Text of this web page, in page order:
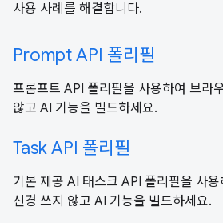
사용 사례를 해결합니다.
Prompt API 폴리필
프롬프트 API 폴리필을 사용하여 브라
않고 AI 기능을 빌드하세요.
Task API 폴리필
기본 제공 AI 태스크 API 폴리필을 사용
신경 쓰지 않고 AI 기능을 빌드하세요.